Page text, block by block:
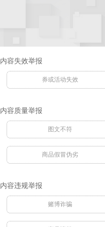
内容失效举报
券或活动失效
内容质量举报
图文不符
商品假冒伪劣
内容违规举报
赌博诈骗